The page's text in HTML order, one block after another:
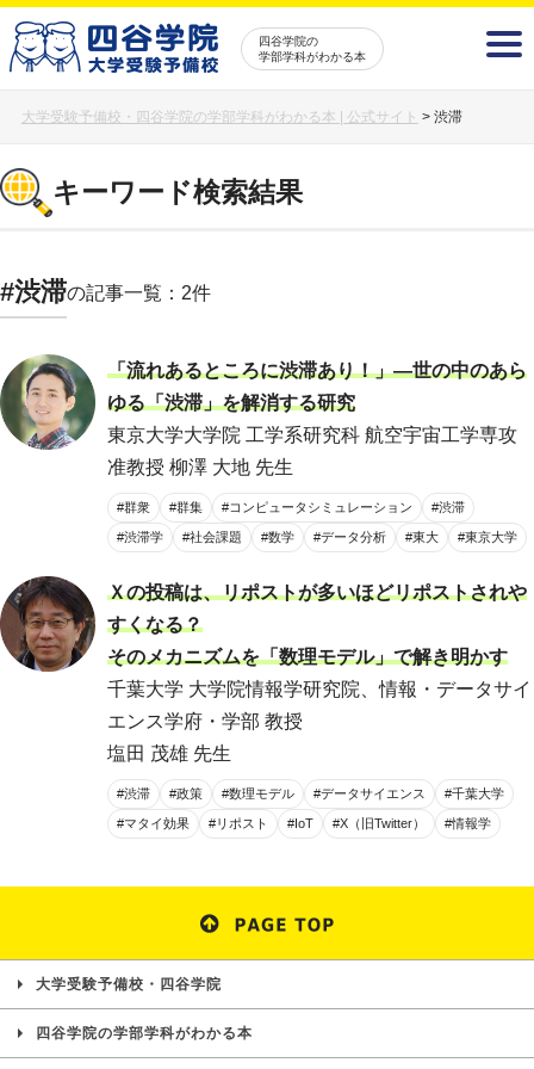
四谷学院の
学部学科がわかる本
大学受験予備校・四谷学院の学部学科がわかる本 | 公式サイト > 渋滞
キーワード検索結果
#渋滞の記事一覧：2件
「流れあるところに渋滞あり！」―世の中のあら
ゆる「渋滞」を解消する研究
東京大学大学院 工学系研究科 航空宇宙工学専攻
准教授 柳澤 大地 先生
#群衆 #群集 #コンピュータシミュレーション #渋滞
#渋滞学 #社会課題 #数学 #データ分析 #東大 #東京大学
Ｘの投稿は、リポストが多いほどリポストされや
すくなる？
そのメカニズムを「数理モデル」で解き明かす
千葉大学 大学院情報学研究院、情報・データサイ
エンス学府・学部 教授
塩田 茂雄 先生
#渋滞 #政策 #数理モデル #データサイエンス #千葉大学
#マタイ効果 #リポスト #IoT #X（旧Twitter） #情報学
大学受験予備校・四谷学院
四谷学院の学部学科がわかる本